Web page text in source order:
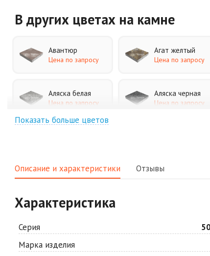
В других цветах на камне
Авантюр
Цена по запросу
Агат желтый
Цена по запросу
Аляска белая
Цена по запросу
Аляска черная
Цена по запросу
Клинкер Конго
Цена по запросу Цена по запросу
Показать больше цветов
Описание и характеристики Отзывы
Характеристика
Серия
Марка изделия